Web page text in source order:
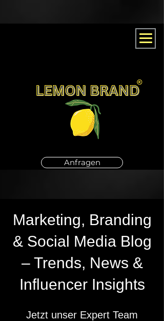
Anfragen
Marketing, Branding
& Social Media Blog
– Trends, News &
Influencer Insights
Jetzt unser Expert Team